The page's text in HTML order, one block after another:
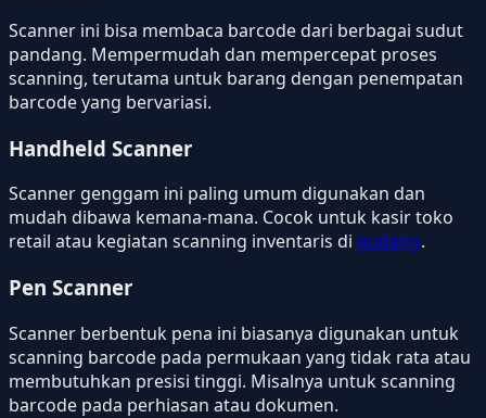
Scanner ini bisa membaca barcode dari berbagai sudut
pandang. Mempermudah dan mempercepat proses
scanning, terutama untuk barang dengan penempatan
barcode yang bervariasi.
Handheld Scanner
Scanner genggam ini paling umum digunakan dan
mudah dibawa kemana-mana. Cocok untuk kasir toko
retail atau kegiatan scanning inventaris di gudang.
Pen Scanner
Scanner berbentuk pena ini biasanya digunakan untuk
scanning barcode pada permukaan yang tidak rata atau
membutuhkan presisi tinggi. Misalnya untuk scanning
barcode pada perhiasan atau dokumen.